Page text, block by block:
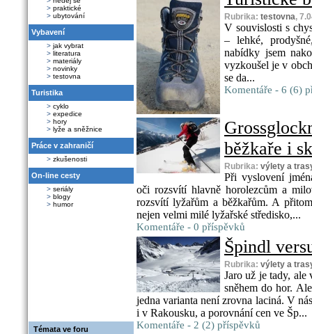
> praktické
> ubytování
Vybavení
> jak vybrat
> literatura
> materiály
> novinky
> testovna
Turistika
> cyklo
> expedice
> hory
> lyže a sněžnice
Práce v zahraničí
> zkušenosti
On-line cesty
> seriály
> blogy
> humor
Témata ve foru
Rubrika: testovna,
V souvislosti s
– lehké,
nabídky jsem
vyzkoušel je v
se da...
Komentáře - 6 (6)
běžkaře i
Rubrika: výlety a
Při vyslovení
oči rozsvítí hlavně horolezcům a
rozsvítí lyžařům a běžkařům. A
nejen velmi milé lyžařské středisko,...
Komentáře - 0 příspěvků
Špindl
Rubrika: výlety a
Jaro už je tady, ale
sněhem do hor.
jedna varianta není zrovna laciná. V
i v Rakousku, a porovnání cen ve Šp...
Komentáře - 2 (2) příspěvků